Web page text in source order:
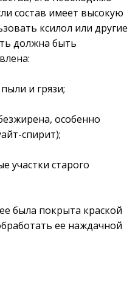
состав имеет высокую
ксилол или другие
должна быть
и грязи;
особенно
спирит);
участки старого
была покрыта краской
ее наждачной